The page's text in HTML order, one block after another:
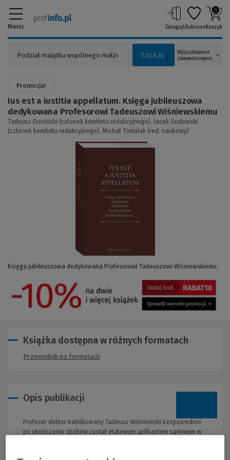
Menu
Szukaj
Wyszukiwanie
zaawansowane
ZalogujUlubione
0
Koszyk
Promocja!
(Link
Księga jubileuszowa dedykowana Profesorowi Tadeuszowi Wiśniewskiemu.
Ius est a iustitia appellatum. Księga jubileuszowa
dedykowana Profesorowi Tadeuszowi Wiśniewskiemu
Tadeusz Ereciński (członek komitetu redakcyjnego),
Jacek Gudowski
(członek komitetu redakcyjnego), Michał Tomalak (red. naukowy)
Opis publikacji
Profesor doktor habilitowany Tadeusz Wiśniewski bezpośrednio
po ukończeniu studiów został etatowym aplikantem sądowym w
Książka dostępna w różnych formatach
Przewodnik po formatach